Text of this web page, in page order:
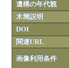
遺構の年代観
木簡説明
DOI
関連URL
画像利用条件